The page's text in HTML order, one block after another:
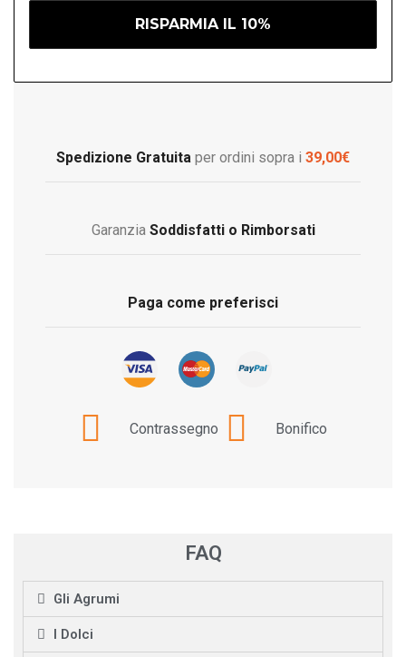
Spedizione Gratuita per ordini sopra i 39,00€
Garanzia Soddisfatti o Rimborsati
Paga come preferisci
Contrassegno Bonifico
FAQ
Gli Agrumi
I Dolci